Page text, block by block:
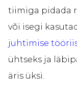
tiimiga pidada
või isegi
juhtimise
ühtseks ja
äris üksi.